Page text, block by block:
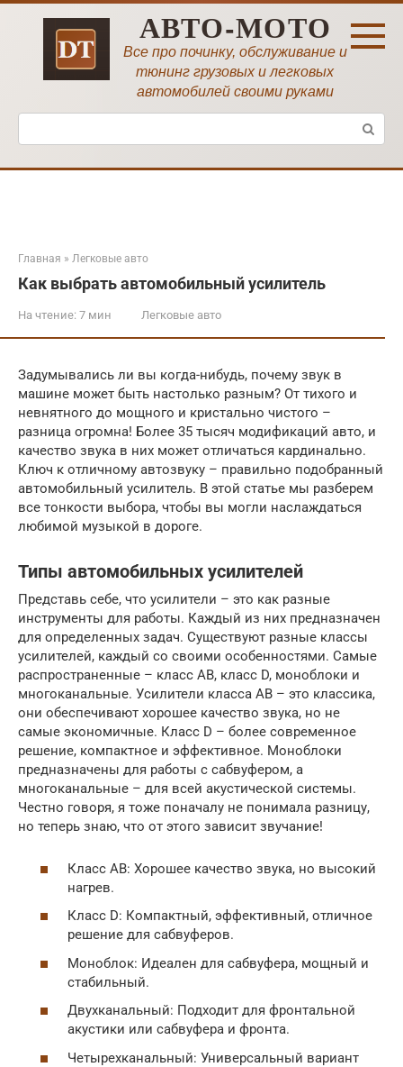
Перейти
АВТО-МОТО
Все про починку, обслуживание и
тюнинг грузовых и легковых
автомобилей своими руками
Поиск:
Главная » Легковые авто
Как выбрать автомобильный усилитель
На чтение: 7 мин Легковые авто
Задумывались ли вы когда-нибудь, почему звук в
машине может быть настолько разным? От тихого и
невнятного до мощного и кристально чистого –
разница огромна! Более 35 тысяч модификаций авто, и
качество звука в них может отличаться кардинально.
Ключ к отличному автозвуку – правильно подобранный
автомобильный усилитель. В этой статье мы разберем
все тонкости выбора, чтобы вы могли наслаждаться
любимой музыкой в дороге.
Типы автомобильных усилителей
Представь себе, что усилители – это как разные
инструменты для работы. Каждый из них предназначен
для определенных задач. Существуют разные классы
усилителей, каждый со своими особенностями. Самые
распространенные – класс AB, класс D, моноблоки и
многоканальные. Усилители класса AB – это классика,
они обеспечивают хорошее качество звука, но не
самые экономичные. Класс D – более современное
решение, компактное и эффективное. Моноблоки
предназначены для работы с сабвуфером, а
многоканальные – для всей акустической системы.
Честно говоря, я тоже поначалу не понимала разницу,
но теперь знаю, что от этого зависит звучание!
Класс AB: Хорошее качество звука, но высокий
нагрев.
Класс D: Компактный, эффективный, отличное
решение для сабвуферов.
Моноблок: Идеален для сабвуфера, мощный и
стабильный.
Двухканальный: Подходит для фронтальной
акустики или сабвуфера и фронта.
Четырехканальный: Универсальный вариант